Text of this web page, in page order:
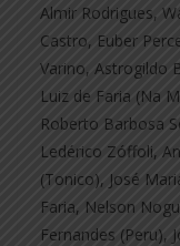
Almir Rodrigues,
Castro, Euber
Varino, Astrogildo
Luiz de Faria (Na
Roberto Barbosa
Ledérico Zóffoli,
(Tonico), José
Faria, Nelson
Fernandes (Peru),